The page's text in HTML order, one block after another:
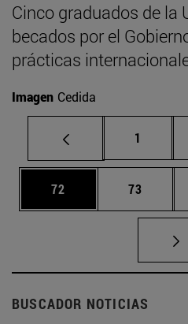
Cinco graduados de la
becados por el
prácticas
Imagen Cedida
Página
1
Página
72 Página
73
BUSCADOR NOTICIAS